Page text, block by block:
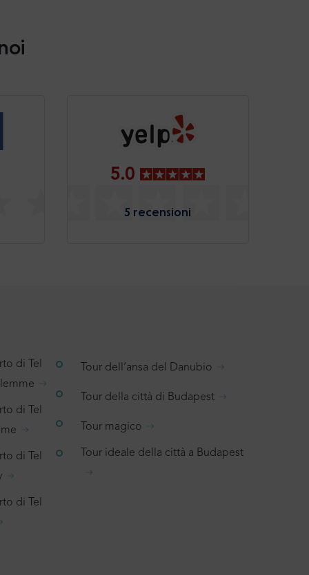
5.0
5 recensioni
di Tel
di Tel
di Tel
di Tel
Tour dell’ansa del Danubio
Tour della città di Budapest
Tour magico
Tour ideale della città a Budapest